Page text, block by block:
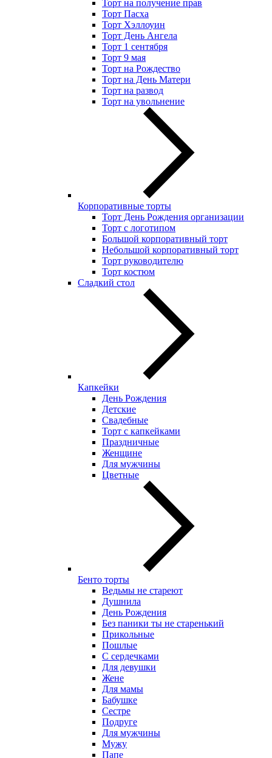
Торт на получение прав
Торт Пасха
Торт Хэллоуин
Торт День Ангела
Торт 1 сентября
Торт 9 мая
Торт на Рождество
Торт на День Матери
Торт на развод
Торт на увольнение
Корпоративные торты
Торт День Рождения организации
Торт с логотипом
Большой корпоративный торт
Небольшой корпоративный торт
Торт руководителю
Торт костюм
Сладкий стол
Капкейки
День Рождения
Детские
Свадебные
Торт с капкейками
Праздничные
Женщине
Для мужчины
Цветные
Бенто торты
Ведьмы не стареют
Душнила
День Рождения
Без паники ты не старенький
Прикольные
Пошлые
С сердечками
Для девушки
Жене
Для мамы
Бабушке
Сестре
Подруге
Для мужчины
Мужу
Папе